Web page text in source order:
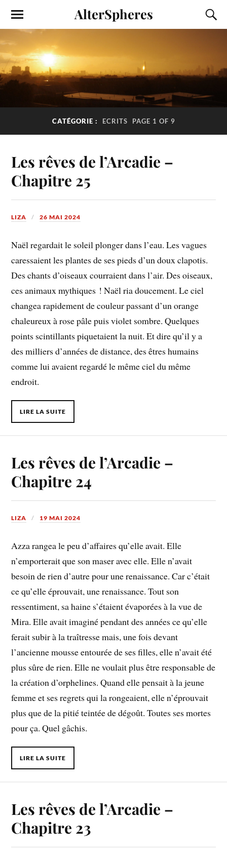
AlterSpheres
CATÉGORIE : ECRITS PAGE 1 OF 9
Les rêves de l’Arcadie –
Chapitre 25
LIZA 26 MAI 2024
Naël regardait le soleil plonger dans l’eau. Les vagues
caressaient les plantes de ses pieds d’un doux clapotis.
Des chants d’oiseaux courraient dans l’air. Des oiseaux,
ces animaux mythiques ! Naël ria doucement. Le ciel
changea rapidement de couleur passant d’un orange
chaleureux à rose pâle puis violet sombre. Quelques
points scintillants piquetaient la nuit. Et dire qu’il y a
des milliers d’années de distance, des êtres humains
comme lui avaient regardé le même ciel du même
endroit.
LIRE LA SUITE
Les rêves de l’Arcadie –
Chapitre 24
LIZA 19 MAI 2024
Azza rangea le peu d’affaires qu’elle avait. Elle
n’emporterait que son maser avec elle. Elle n’avait
besoin de rien d’autre pour une renaissance. Car c’était
ce qu’elle éprouvait, une renaissance. Tout son
ressentiment, sa haine s’étaient évaporées à la vue de
Mira. Elle avait imaginé pendant des années ce qu’elle
ferait subir à la traîtresse mais, une fois devant
l’ancienne mousse entourée de ses filles, elle n’avait été
plus sûre de rien. Elle ne voulait plus être responsable de
la création d’orphelines. Quand elle pensait à la jeune
femme et ses regrets qui la rongeaient, elle n’éprouvait
plus que de la pitié teintée de dégoût. Toutes ses mortes
pour ça. Quel gâchis.
LIRE LA SUITE
Les rêves de l’Arcadie –
Chapitre 23